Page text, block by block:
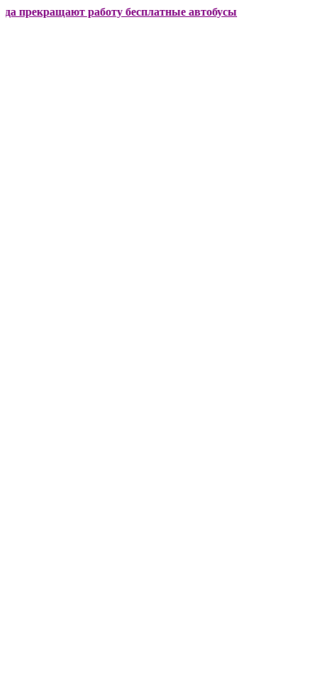
работу бесплатные автобусы